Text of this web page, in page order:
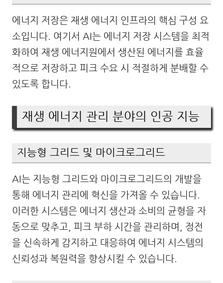
에너지 저장은 재생 에너지 인프라의 핵심 구성 요
소입니다. 여기서 AI는 에너지 저장 시스템을 최적
화하여 재생 에너지원에서 생산된 에너지를 효율
적으로 저장하고 피크 수요 시 적절하게 분배할 수
있도록 합니다.
재생 에너지 관리 분야의 인공 지능
지능형 그리드 및 마이크로그리드
AI는 지능형 그리드와 마이크로그리드의 개발을
통해 에너지 관리에 혁신을 가져올 수 있습니다.
이러한 시스템은 에너지 생산과 소비의 균형을 자
동으로 맞추고, 피크 부하 시간을 관리하며, 정전
을 신속하게 감지하고 대응하여 에너지 시스템의
신뢰성과 복원력을 향상시킬 수 있습니다.